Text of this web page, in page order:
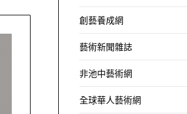
創藝養成網
藝術新聞雜誌
非池中藝術網
全球華人藝術網